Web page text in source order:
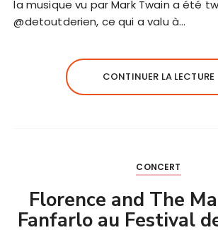
la musique vu par Mark Twain a été
@detoutderien, ce qui a valu à…
CONTINUER LA LECTURE
CONCERT
Florence and The
Fanfarlo au Festival